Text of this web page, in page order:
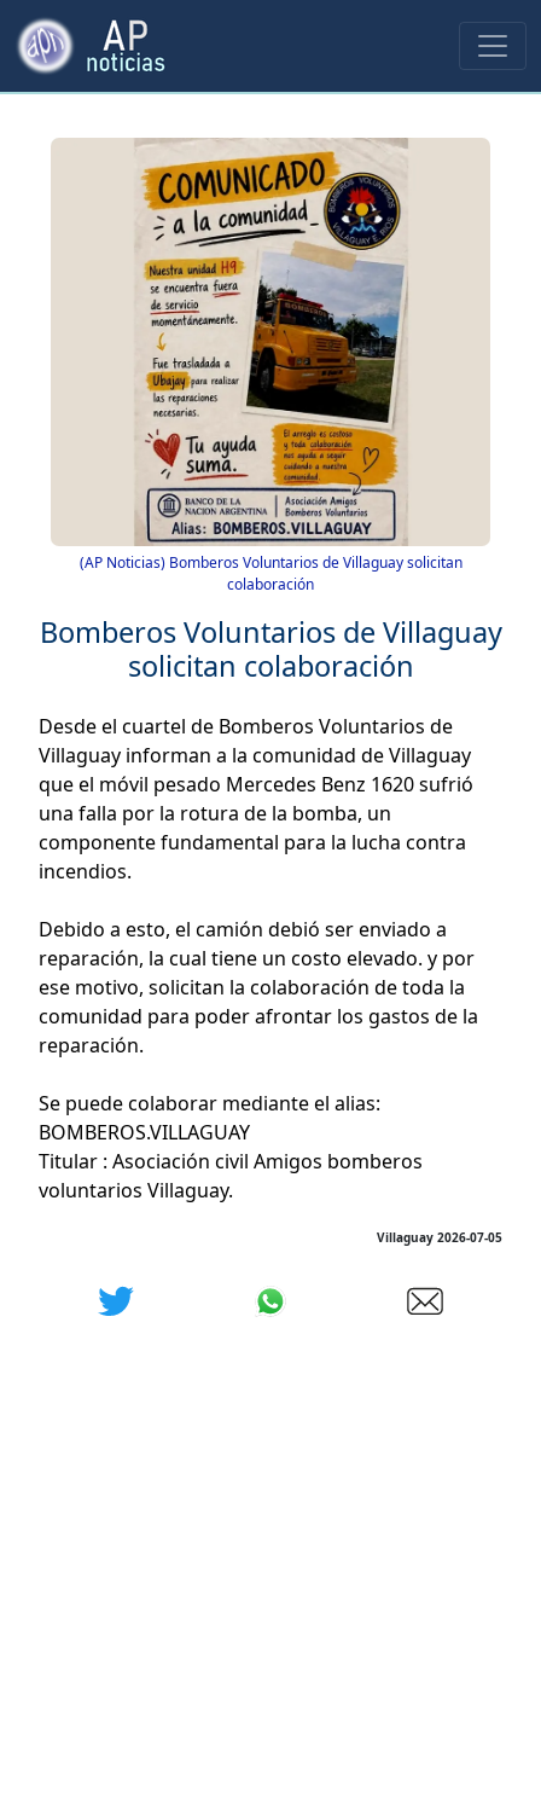
(AP Noticias) Bomberos Voluntarios de Villaguay solicitan
colaboración
Bomberos Voluntarios de Villaguay
solicitan colaboración
Desde el cuartel de Bomberos Voluntarios de
Villaguay informan a la comunidad de Villaguay
que el móvil pesado Mercedes Benz 1620 sufrió
una falla por la rotura de la bomba, un
componente fundamental para la lucha contra
incendios.
Debido a esto, el camión debió ser enviado a
reparación, la cual tiene un costo elevado. y por
ese motivo, solicitan la colaboración de toda la
comunidad para poder afrontar los gastos de la
reparación.
Se puede colaborar mediante el alias:
BOMBEROS.VILLAGUAY
Titular : Asociación civil Amigos bomberos
voluntarios Villaguay.
Villaguay 2026-07-05